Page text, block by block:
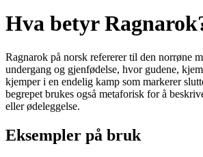
Hva betyr
Ragnarok på norsk refererer til den norrøne
undergang og gjenfødelse, hvor gudene,
kjemper i en endelig kamp som markerer
begrepet brukes også metaforisk for å
eller ødeleggelse.
Eksempler på bruk